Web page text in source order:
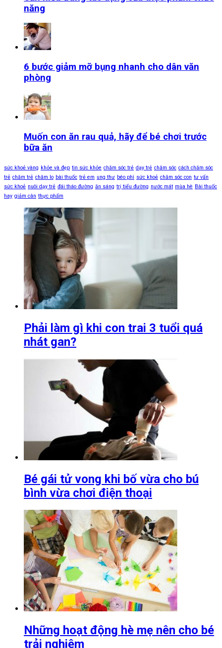
năng
6 bước giảm mỡ bụng nhanh cho dân văn
phòng
Muốn con ăn rau quả, hãy để bé chơi trước
bữa ăn
sức khoẻ vàng khỏe và đẹp tin sức khỏe chăm sóc trẻ dạy trẻ chăm sóc cách chăm sóc
trẻ chăm trẻ chăm lo bài thuốc trẻ em ung thư béo phì sức khoẻ chăm sóc con tư vấn
sức khoẻ nuôi dạy trẻ đái tháo đường ăn sáng trị tiểu đường nước mát mùa hè Bài thuốc
hay giảm cân thực phẩm
Phải làm gì khi con trai 3 tuổi quá
nhát gan?
Bé gái tử vong khi bố vừa cho bú
bình vừa chơi điện thoại
Những hoạt động hè mẹ nên cho bé
trải nghiệm